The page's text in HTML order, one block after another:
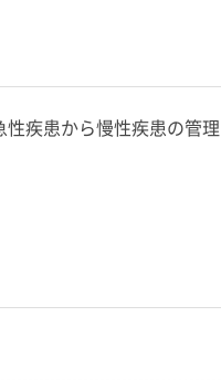
疾患から慢性疾患の管